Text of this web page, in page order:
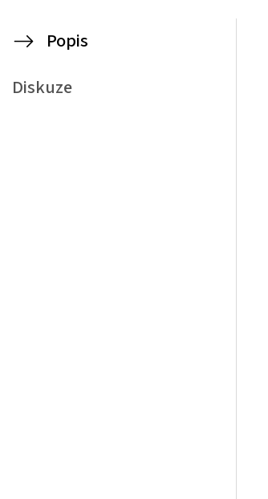
Popis
Diskuze